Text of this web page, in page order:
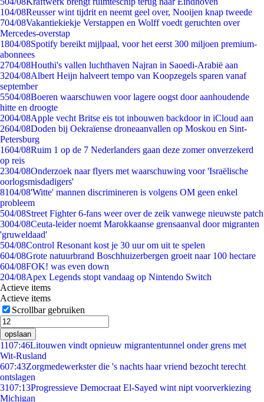
104/08Reusser wint tijdrit en neemt geel over, Nooijen knap tweede
704/08Vakantiekiekje Verstappen en Wolff voedt geruchten over
Mercedes-overstap
1804/08Spotify bereikt mijlpaal, voor het eerst 300 miljoen premium-
abonnees
2704/08Houthi's vallen luchthaven Najran in Saoedi-Arabië aan
3204/08Albert Heijn halveert tempo van Koopzegels sparen vanaf
september
5504/08Boeren waarschuwen voor lagere oogst door aanhoudende
hitte en droogte
2004/08Apple vecht Britse eis tot inbouwen backdoor in iCloud aan
2604/08Doden bij Oekraïense droneaanvallen op Moskou en Sint-
Petersburg
1604/08Ruim 1 op de 7 Nederlanders gaan deze zomer onverzekerd
op reis
2304/08Onderzoek naar flyers met waarschuwing voor 'Israëlische
oorlogsmisdadigers'
8104/08'Witte' mannen discrimineren is volgens OM geen enkel
probleem
504/08Street Fighter 6-fans weer over de zeik vanwege nieuwste patch
3004/08Ceuta-leider noemt Marokkaanse grensaanval door migranten
'gruweldaad'
504/08Control Resonant kost je 30 uur om uit te spelen
604/08Grote natuurbrand Boschhuizerbergen groeit naar 100 hectare
604/08FOK! was even down
204/08Apex Legends stopt vandaag op Nintendo Switch
Actieve items
Actieve items
Scrollbar gebruiken
opslaan
1107:46Litouwen vindt opnieuw migrantentunnel onder grens met
Wit-Rusland
607:43Zorgmedewerkster die 's nachts haar vriend bezocht terecht
ontslagen
3107:13Progressieve Democraat El-Sayed wint nipt voorverkiezing
Michigan